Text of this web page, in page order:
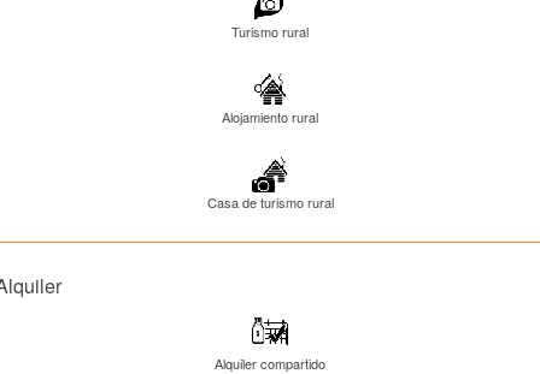
Turismo rural
Alojamiento rural
Casa de turismo rural
Alquiler compartido